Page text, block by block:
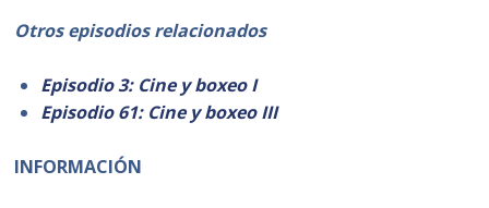
Otros episodios relacionados
Episodio 3: Cine y boxeo I
Episodio 61: Cine y boxeo III
INFORMACIÓN